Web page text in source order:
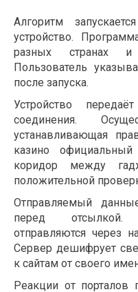
Алгоритм
устройство.
разных странах и
Пользователь
после запуска.
Устройство
соединения.
устанавливающая
казино
коридор между
положительной
Отправляемый
перед отсылкой.
отправляются через
Сервер дешифрует
к сайтам от своего
Реакции от порталов